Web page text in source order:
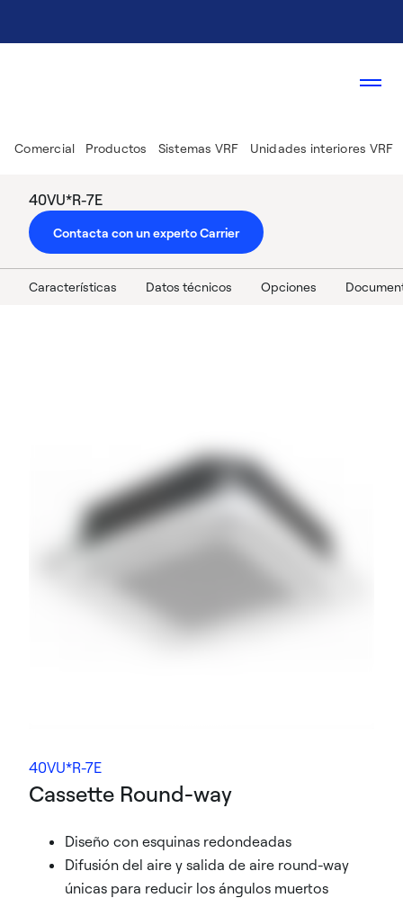
Comercial Productos Sistemas VRF Unidades interiores VRF
40VU*R-7E
Contacta con un experto Carrier
Características Datos técnicos Opciones
40VU*R-7E
Cassette Round-way
Diseño con esquinas redondeadas
Difusión del aire y salida de aire round-way
únicas para reducir los ángulos muertos